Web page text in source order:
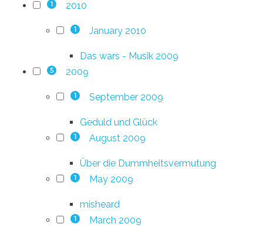
1 2010
1 January 2010
Das wars - Musik 2009
5 2009
1 September 2009
Geduld und Glück
1 August 2009
Über die Dummheitsvermutung
1 May 2009
misheard
1 March 2009